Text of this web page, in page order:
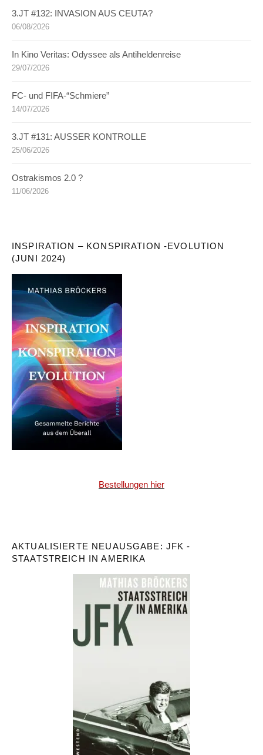
3.JT #132: INVASION AUS CEUTA?
06/08/2026
In Kino Veritas: Odyssee als Antiheldenreise
29/07/2026
FC- und FIFA-“Schmiere”
14/07/2026
3.JT #131: AUSSER KONTROLLE
25/06/2026
Ostrakismos 2.0 ?
11/06/2026
INSPIRATION – KONSPIRATION -EVOLUTION
(JUNI 2024)
Bestellungen hier
AKTUALISIERTE NEUAUSGABE: JFK -
STAATSTREICH IN AMERIKA